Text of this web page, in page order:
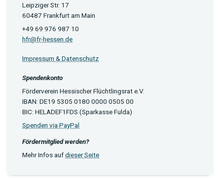
Leipziger Str. 17
60487 Frankfurt am Main
+49 69 976 987 10
hfr@fr-hessen.de
Impressum & Datenschutz
Spendenkonto
Förderverein Hessischer Flüchtlingsrat e.V.
IBAN: DE19 5305 0180 0000 0505 00
BIC: HELADEF1FDS (Sparkasse Fulda)
Spenden via PayPal
Fördermitglied werden?
Mehr Infos aufdieser Seite